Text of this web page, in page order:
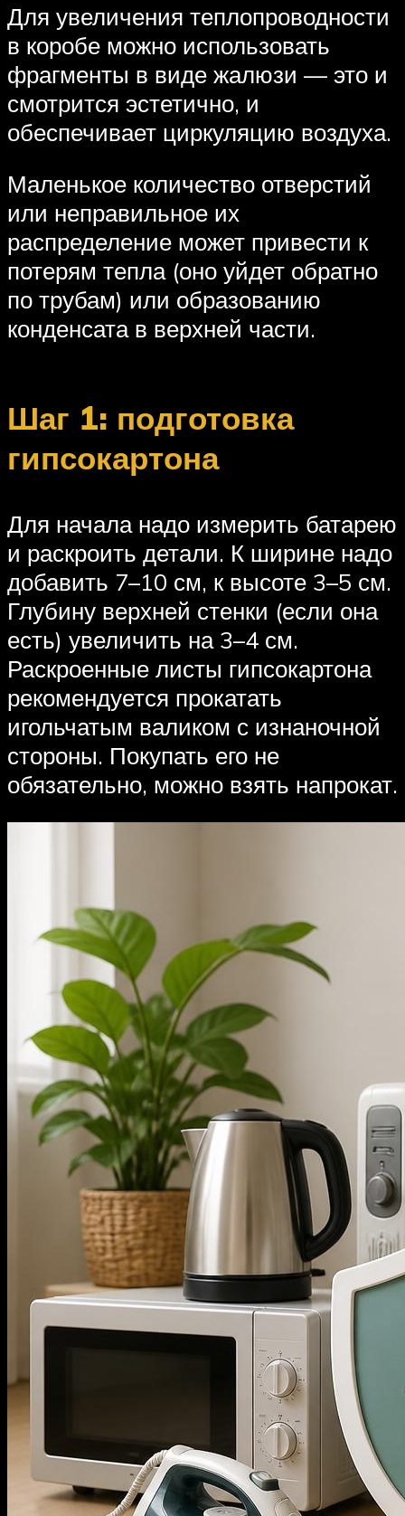
Для увеличения теплопроводности
в коробе можно использовать
фрагменты в виде жалюзи — это и
смотрится эстетично, и
обеспечивает циркуляцию воздуха.
Маленькое количество отверстий
или неправильное их
распределение может привести к
потерям тепла (оно уйдет обратно
по трубам) или образованию
конденсата в верхней части.
Шаг 1: подготовка
гипсокартона
Для начала надо измерить батарею
и раскроить детали. К ширине надо
добавить 7–10 см, к высоте 3–5 см.
Глубину верхней стенки (если она
есть) увеличить на 3–4 см.
Раскроенные листы гипсокартона
рекомендуется прокатать
игольчатым валиком с изнаночной
стороны. Покупать его не
обязательно, можно взять напрокат.